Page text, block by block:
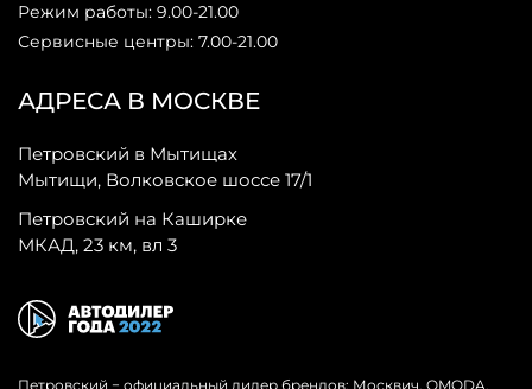
АДРЕСА В МОСКВЕ
Петровский в Мытищах
Мытищи, Волковское шоссе 17/1
Петровский на Каширке
МКАД, 23 км, вл 3
Режим работы: 9.00-21.00
Сервисные центры: 7.00-21.00
Петровский − официальный дилер брендов: Москвич, OMODA,